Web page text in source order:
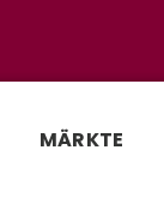
MÄRKTE